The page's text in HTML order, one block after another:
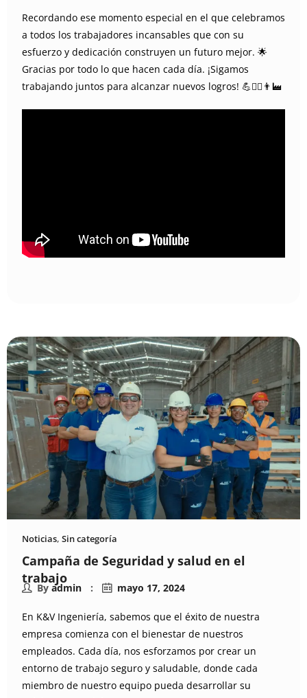
Recordando ese momento especial en el que celebramos
a todos los trabajadores incansables que con su
esfuerzo y dedicación construyen un futuro mejor. 🌟
Gracias por todo lo que hacen cada día. ¡Sigamos
trabajando juntos para alcanzar nuevos logros! 💪👷‍♀️👨‍🏭
Noticias, Sin categoría
Campaña de Seguridad y salud en el
trabajo
By admin mayo 17, 2024
En K&V Ingeniería, sabemos que el éxito de nuestra
empresa comienza con el bienestar de nuestros
empleados. Cada día, nos esforzamos por crear un
entorno de trabajo seguro y saludable, donde cada
miembro de nuestro equipo pueda desarrollar su